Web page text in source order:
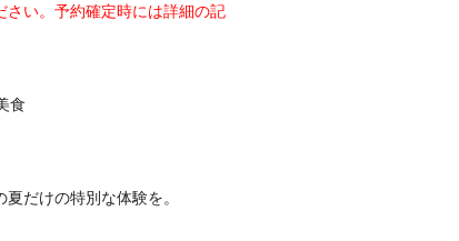
さい。予約確定時には詳細の記
食
だけの特別な体験を。